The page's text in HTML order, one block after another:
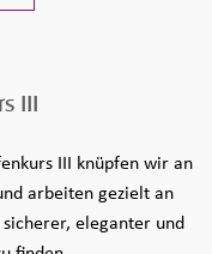
III
III knüpfen wir an
arbeiten gezielt an
eleganter und